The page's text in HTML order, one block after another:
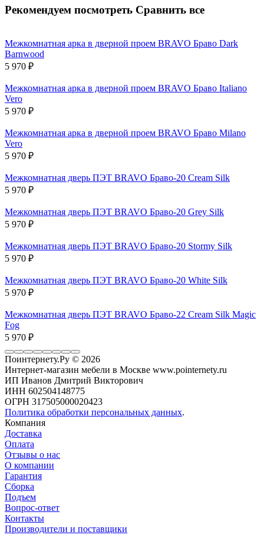
Рекомендуем посмотреть Сравнить все
Межкомнатная арка в дверной проем BRAVO Бравo Dark
Barnwood
5 970 ₽
Межкомнатная арка в дверной проем BRAVO Бравo Italiano
Vero
5 970 ₽
Межкомнатная арка в дверной проем BRAVO Бравo Milano
Vero
5 970 ₽
Межкомнатная дверь ПЭТ BRAVO Браво-20 Cream Silk
5 970 ₽
Межкомнатная дверь ПЭТ BRAVO Браво-20 Grey Silk
5 970 ₽
Межкомнатная дверь ПЭТ BRAVO Браво-20 Stormy Silk
5 970 ₽
Межкомнатная дверь ПЭТ BRAVO Браво-20 White Silk
5 970 ₽
Межкомнатная дверь ПЭТ BRAVO Браво-22 Cream Silk Magic
Fog
5 970 ₽
Поинтернету.Ру © 2026
Интернет-магазин мебели в Москве www.pointernety.ru
ИП Иванов Дмитрий Викторович
ИНН 602504148775
ОГРН 317505000020423
Политика обработки персональных данных.
Компания
Доставка
Оплата
Отзывы о нас
О компании
Гарантия
Сборка
Подъем
Вопрос-ответ
Контакты
Производители и поставщики